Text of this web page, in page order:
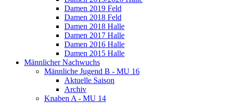
Damen 2019 Feld
Damen 2018 Feld
Damen 2018 Halle
Damen 2017 Halle
Damen 2016 Halle
Damen 2015 Halle
Männlicher Nachwuchs
Männliche Jugend B - MU 16
Aktuelle Saison
Archiv
Knaben A - MU 14